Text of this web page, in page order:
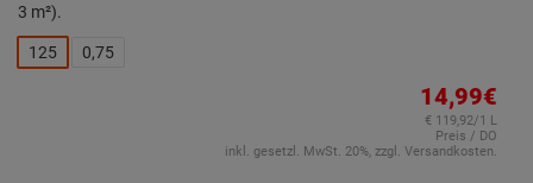
3 m²).
125 0,75
14,99€
€ 119,92/1 L
Preis / DO
inkl. gesetzl. MwSt. 20%, zzgl. Versandkosten.